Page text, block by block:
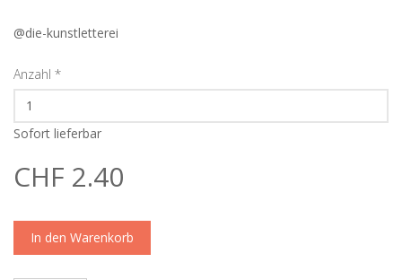
@die-kunstletterei
Anzahl *
Sofort lieferbar
CHF 2.40
In den Warenkorb